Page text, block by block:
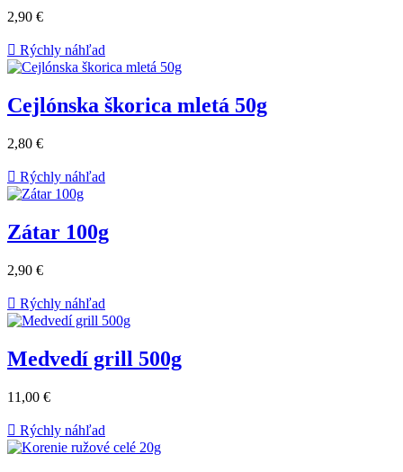
2,90 €
 Rýchly náhľad
Cejlónska škorica mletá 50g
2,80 €
 Rýchly náhľad
Zátar 100g
2,90 €
 Rýchly náhľad
Medvedí grill 500g
11,00 €
 Rýchly náhľad